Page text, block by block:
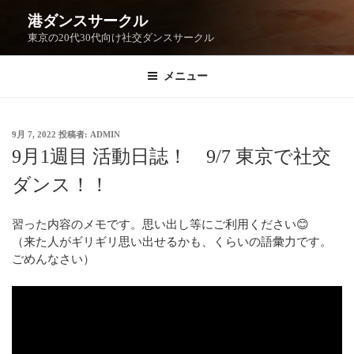
港ダンスサークル
東京の20代30代向け社交ダンスサークル
メニュー
9月 7, 2022 投稿者: ADMIN
9月1週目 活動日誌！ 9/7 東京で社交
ダンス！！
習った内容のメモです。思い出し等にご利用ください😊
（来た人がギリギリ思い出せるかも、くらいの語彙力です。
ごめんなさい）